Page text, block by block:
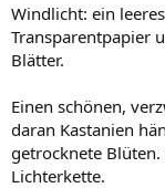
Windlicht: ein
Transparentpapier
Blätter.
Einen schönen,
daran Kastanien
getrocknete
Lichterkette.